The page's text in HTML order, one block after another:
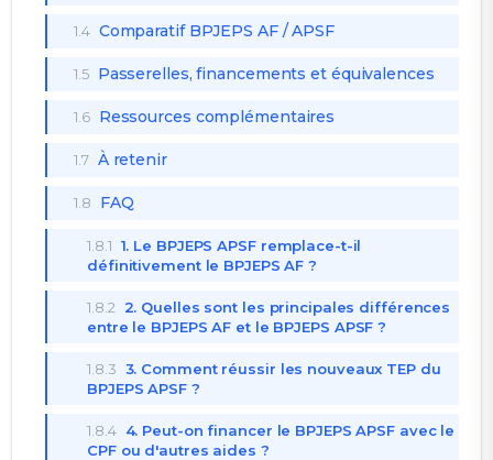
1.4 Comparatif BPJEPS AF / APSF
1.5 Passerelles, financements et équivalences
1.6 Ressources complémentaires
1.7 À retenir
1.8 FAQ
1.8.1 1. Le BPJEPS APSF remplace-t-il
définitivement le BPJEPS AF ?
1.8.2
2. Quelles sont les principales différences
entre le BPJEPS AF et le BPJEPS APSF ?
1.8.3 3. Comment réussir les nouveaux TEP du
BPJEPS APSF ?
1.8.4 4. Peut-on financer le BPJEPS APSF avec le
CPF ou d'autres aides ?